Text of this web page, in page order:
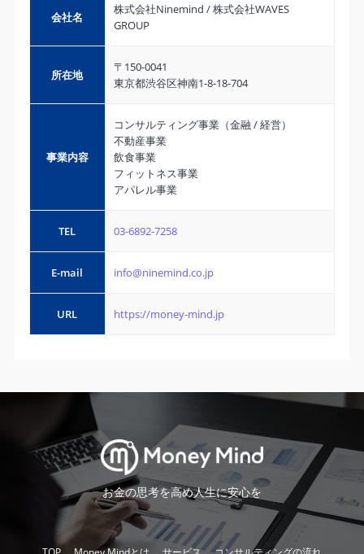
会社名
株式会社Ninemind / 株式会社WAVES
GROUP
所在地
〒150-0041
東京都渋谷区神南1-8-18-704
事業内容
コンサルティング事業（金融 / 経営）
不動産事業
飲食事業
フィットネス事業
アパレル事業
TEL 03-6892-7258
E-mail info@ninemind.co.jp
URL https://money-mind.jp
お金の思考を高め人生に安心を